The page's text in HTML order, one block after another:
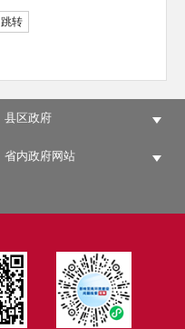
跳转
县区政府
省内政府网站